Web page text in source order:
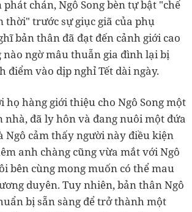
chán, Ngô Song bèn tự bật "chế
thời" trước sự giục giã của phụ
bản thân đã đạt đến cảnh giới cao
ngờ mâu thuẫn gia đình lại bị
điểm vào dịp nghỉ Tết dài ngày.
họ hàng giới thiệu cho Ngô Song một
nhà, đã ly hôn và đang nuôi một đứa
Ngô cảm thấy người này điều kiện
anh chàng cũng vừa mắt với Ngô
bên cùng mong muốn có thể mau
duyên. Tuy nhiên, bản thân Ngô
bị sẵn sàng để trở thành một